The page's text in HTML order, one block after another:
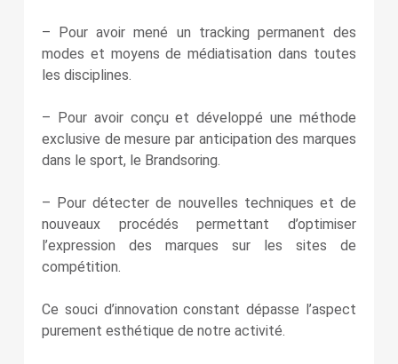
– Pour avoir mené un tracking permanent des
modes et moyens de médiatisation dans toutes
les disciplines.
– Pour avoir conçu et développé une méthode
exclusive de mesure par anticipation des marques
dans le sport, le Brandsoring.
– Pour détecter de nouvelles techniques et de
nouveaux procédés permettant d’optimiser
l’expression des marques sur les sites de
compétition.
Ce souci d’innovation constant dépasse l’aspect
purement esthétique de notre activité.